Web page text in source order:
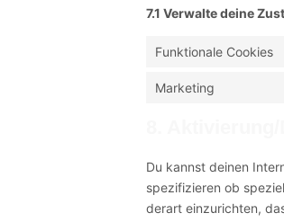
7.1 Verwalte deine
Funktionale Cookies
Marketing
Du kannst deinen
spezifizieren ob
derart einzurichten,